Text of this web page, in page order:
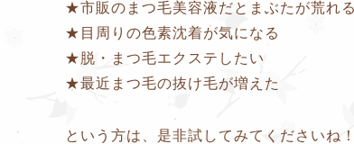
★市販のまつ毛美容液だとまぶたが荒れる
★目周りの色素沈着が気になる
★脱・まつ毛エクステしたい
★最近まつ毛の抜け毛が増えた
という方は、是非試してみてくださいね！